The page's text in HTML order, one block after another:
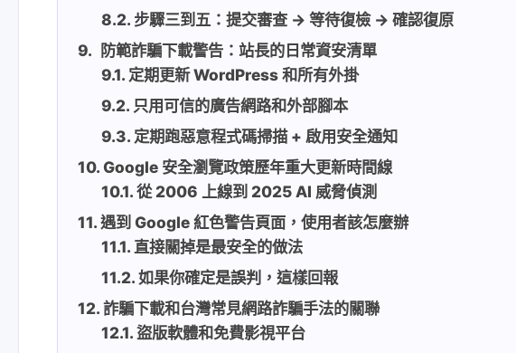
步驟三到五：提交審查 → 等待復檢 → 確認復原
防範詐騙下載警告：站長的日常資安清單
定期更新 WordPress 和所有外掛
只用可信的廣告網路和外部腳本
定期跑惡意程式碼掃描 + 啟用安全通知
Google 安全瀏覽政策歷年重大更新時間線
從 2006 上線到 2025 AI 威脅偵測
遇到 Google 紅色警告頁面，使用者該怎麼辦
直接關掉是最安全的做法
如果你確定是誤判，這樣回報
詐騙下載和台灣常見網路詐騙手法的關聯
盜版軟體和免費影視平台